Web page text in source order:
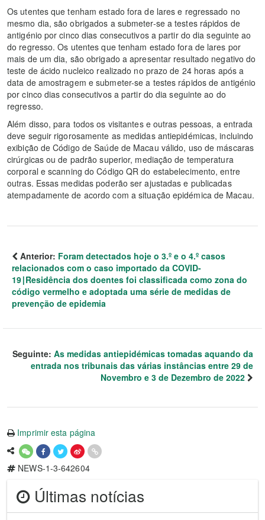
Os utentes que tenham estado fora de lares e regressado no
mesmo dia, são obrigados a submeter-se a testes rápidos de
antigénio por cinco dias consecutivos a partir do dia seguinte ao
do regresso. Os utentes que tenham estado fora de lares por
mais de um dia, são obrigado a apresentar resultado negativo do
teste de ácido nucleico realizado no prazo de 24 horas após a
data de amostragem e submeter-se a testes rápidos de antigénio
por cinco dias consecutivos a partir do dia seguinte ao do
regresso.
Além disso, para todos os visitantes e outras pessoas, a entrada
deve seguir rigorosamente as medidas antiepidémicas, incluindo
exibição de Código de Saúde de Macau válido, uso de máscaras
cirúrgicas ou de padrão superior, mediação de temperatura
corporal e scanning do Código QR do estabelecimento, entre
outras. Essas medidas poderão ser ajustadas e publicadas
atempadamente de acordo com a situação epidémica de Macau.
Anterior: Foram detectados hoje o 3.º e o 4.º casos
relacionados com o caso importado da COVID-
19∣Residência dos doentes foi classificada como zona do
código vermelho e adoptada uma série de medidas de
prevenção de epidemia
Seguinte: As medidas antiepidémicas tomadas aquando da
entrada nos tribunais das várias instâncias entre 29 de
Novembro e 3 de Dezembro de 2022
Imprimir esta página
NEWS-1-3-642604
Últimas notícias